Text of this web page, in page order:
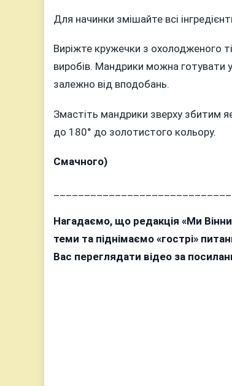
Для начинки змішайте всі
Виріжте кружечки з охолодженого
виробів. Мандрики можна готувати у
залежно від вподобань.
Змастіть мандрики зверху збитим
до 180° до золотистого кольору.
Смачного)
Нагадаємо, що редакція «Ми
теми та піднімаємо «гострі»
Вас переглядати відео за